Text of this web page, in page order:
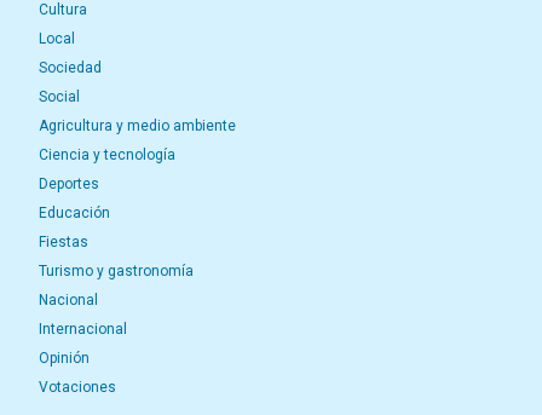
Cultura
Local
Sociedad
Social
Agricultura y medio ambiente
Ciencia y tecnología
Deportes
Educación
Fiestas
Turismo y gastronomía
Nacional
Internacional
Opinión
Votaciones